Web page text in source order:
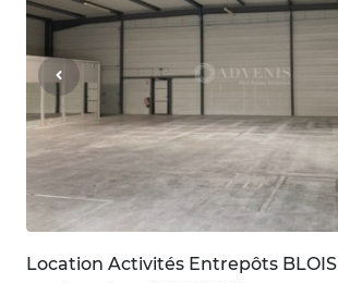
Location Activités Entrepôts BLOIS